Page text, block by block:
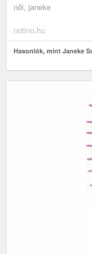
női, janeke
notino.hu
Hasonlók, mint Janeke